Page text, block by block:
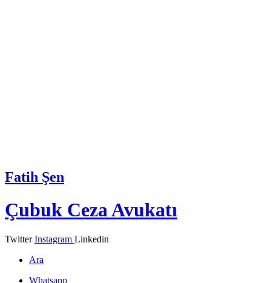
Fatih Şen
Çubuk Ceza Avukatı
Twitter Instagram Linkedin
Ara
Whatsapp